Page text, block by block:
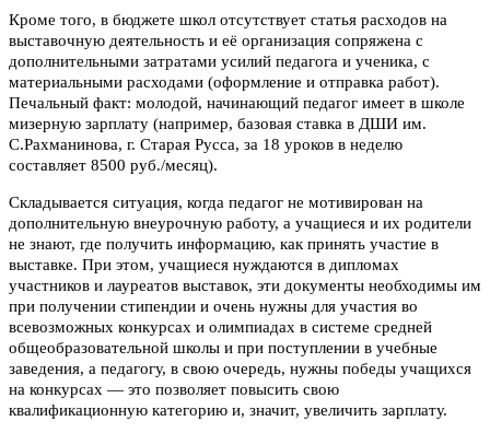
Кроме того, в бюджете школ отсутствует статья расходов на
выставочную деятельность и её организация сопряжена с
дополнительными затратами усилий педагога и ученика, с
материальными расходами (оформление и отправка работ).
Печальный факт: молодой, начинающий педагог имеет в школе
мизерную зарплату (например, базовая ставка в ДШИ им.
С.Рахманинова, г. Старая Русса, за 18 уроков в неделю
составляет 8500 руб./месяц).
Складывается ситуация, когда педагог не мотивирован на
дополнительную внеурочную работу, а учащиеся и их родители
не знают, где получить информацию, как принять участие в
выставке. При этом, учащиеся нуждаются в дипломах
участников и лауреатов выставок, эти документы необходимы им
при получении стипендии и очень нужны для участия во
всевозможных конкурсах и олимпиадах в системе средней
общеобразовательной школы и при поступлении в учебные
заведения, а педагогу, в свою очередь, нужны победы учащихся
на конкурсах — это позволяет повысить свою
квалификационную категорию и, значит, увеличить зарплату.